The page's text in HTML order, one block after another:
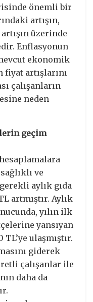
önemli bir
artışın,
üzerinde
Enflasyonun
ekonomik
fiyat artışlarını
çalışanların
neden
geçim
ve
aylık gıda
artmıştır. Aylık
yılın ilk
yansıyan
ulaşmıştır.
giderek
çalışanlar ile
daha da